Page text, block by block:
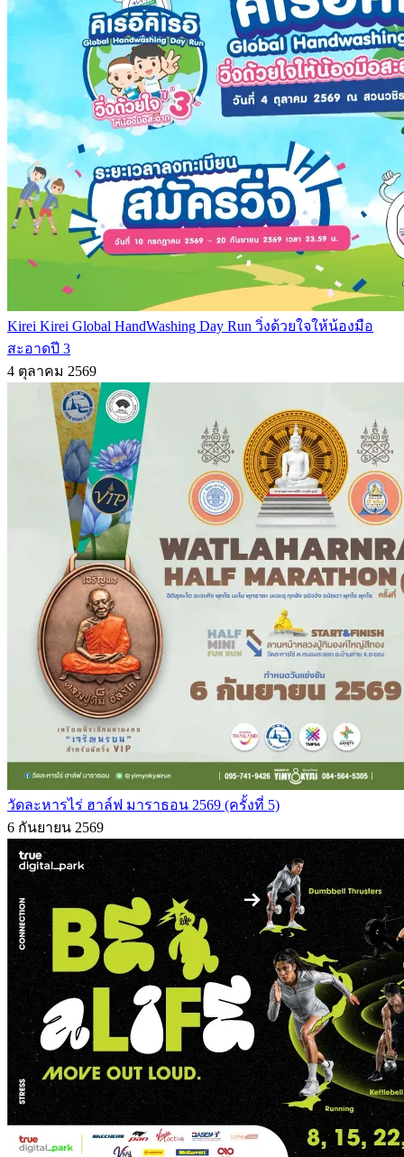
Kirei Kirei Global HandWashing Day Run วิ่งด้วยใจให้น้องมือ
สะอาดปี 3
4 ตุลาคม 2569
วัดละหารไร่ ฮาล์ฟ มาราธอน 2569 (ครั้งที่ 5)
6 กันยายน 2569